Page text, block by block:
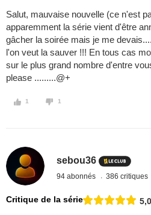
Salut, mauvaise nouvelle (ce n'est
apparemment la série vient d'être
gâcher la soirée mais je me
l'on veut la sauver !!! En tous cas
sur le plus grand nombre d'entre
please .........@+
1 1
sebou36
94 abonnés 386 critiques
Critique de la série 5,0